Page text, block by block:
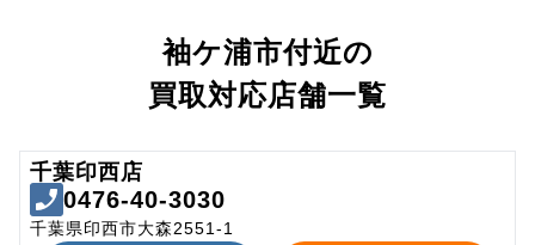
袖ケ浦市付近の
買取対応店舗一覧
千葉印西店
0476-40-3030
千葉県印西市大森2551-1